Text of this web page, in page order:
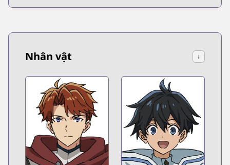
Nhân vật ↓